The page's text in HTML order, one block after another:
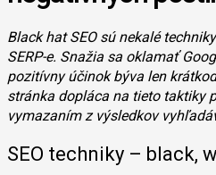
Black hat SEO sú nekalé
SERP-e. Snažia sa oklamať
pozitívny účinok býva len
stránka dopláca na tieto taktiky
vymazaním z výsledkov
SEO techniky – black,